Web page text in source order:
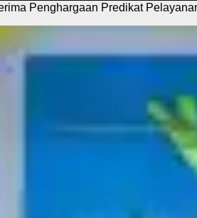
Penghargaan Predikat